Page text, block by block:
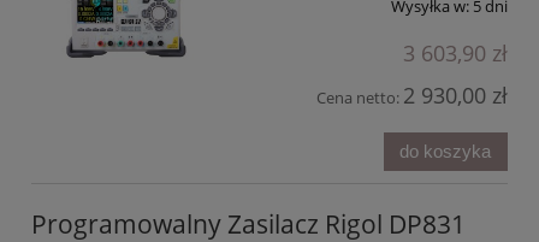
Wysyłka w: 5 dni
3 603,90 zł
Cena netto: 2 930,00 zł
do koszyka
Programowalny Zasilacz Rigol DP831